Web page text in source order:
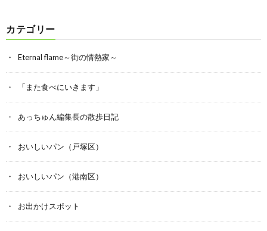
カテゴリー
Eternal flame～街の情熱家～
「また食べにいきます」
あっちゅん編集長の散歩日記
おいしいパン（戸塚区）
おいしいパン（港南区）
お出かけスポット